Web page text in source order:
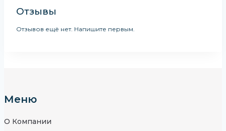
Отзывы
Отзывов ещё нет. Напишите первым.
Меню
О Компании